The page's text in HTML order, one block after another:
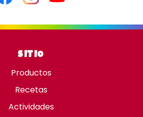
SITIO
Productos
Recetas
Actividades